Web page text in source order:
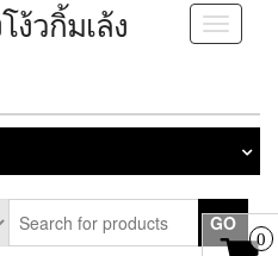
Toggle
วกิ้มเล้ง
GO
0